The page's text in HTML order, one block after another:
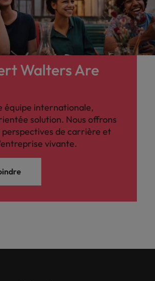
Walters Are
équipe internationale,
solution. Nous offrons
de carrière et
vivante.